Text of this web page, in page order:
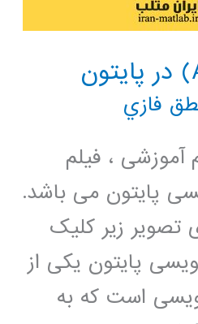
فازي
آموزشی ، فیلم
پایتون می باشد.
تصویر زیر کلیک
پایتون یکی از
است که به